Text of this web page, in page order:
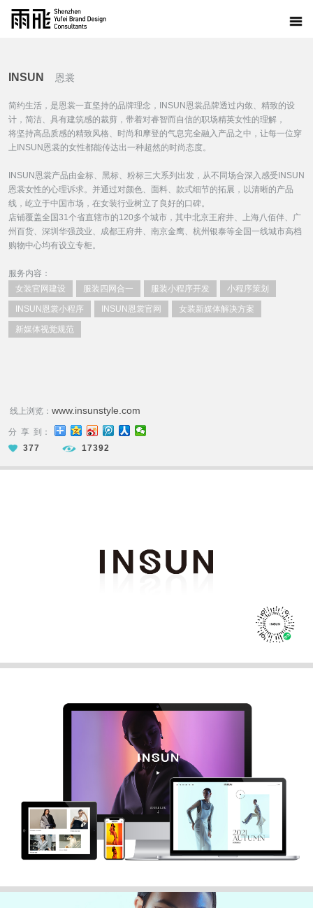
INSUN 恩裳
简约生活，是恩裳一直坚持的品牌理念，INSUN恩裳品牌透过内敛、精致的设
计，简洁、具有建筑感的裁剪，带着对睿智而自信的职场精英女性的理解，
将坚持高品质感的精致风格、时尚和摩登的气息完全融入产品之中，让每一位穿
上INSUN恩裳的女性都能传达出一种超然的时尚态度。
INSUN恩裳产品由金标、黑标、粉标三大系列出发，从不同场合深入感受INSUN
恩裳女性的心理诉求。并通过对颜色、面料、款式细节的拓展，以清晰的产品
线，屹立于中国市场，在女装行业树立了良好的口碑。
店铺覆盖全国31个省直辖市的120多个城市，其中北京王府井、上海八佰伴、广
州百货、深圳华强茂业、成都王府井、南京金鹰、杭州银泰等全国一线城市高档
购物中心均有设立专柜。
服务内容：
女装官网建设
服装四网合一 服装小程序开发 小程序策划
INSUN恩裳小程序 INSUN恩裳官网 女装新媒体解决方案
新媒体视觉规范
线上浏览： www.insunstyle.com
分 享 到：
377
17392